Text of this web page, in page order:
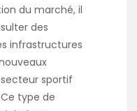
du marché, il
des
infrastructures
sportif
Ce type de